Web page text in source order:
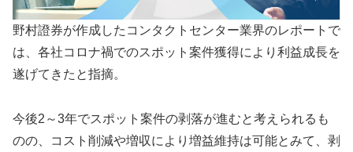
野村證券が作成したコンタクトセンター業界のレポートで
は、各社コロナ禍でのスポット案件獲得により利益成長を
遂げてきたと指摘。
今後2～3年でスポット案件の剥落が進むと考えられるも
のの、コスト削減や増収により増益維持は可能とみて、剥